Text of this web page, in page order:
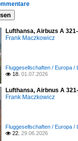
Lufthansa, Airbuzs A
Frank Maczkowicz
Fluggesellschaften / Europa /
 18. 01.07.2026
Lufthansa, Airbnus A
Frank Maczkowicz
Fluggesellschaften / Europa /
 22. 29.06.2026